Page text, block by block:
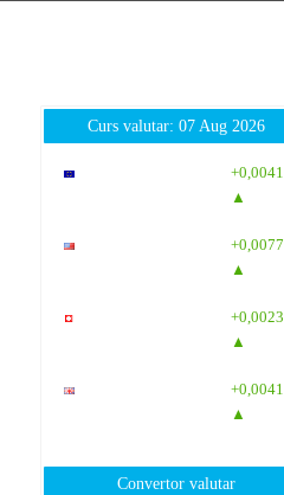
Curs valutar: 07 Aug 2026
+0,0041
▲
+0,0077
▲
+0,0023
▲
+0,0041
▲
Convertor valutar